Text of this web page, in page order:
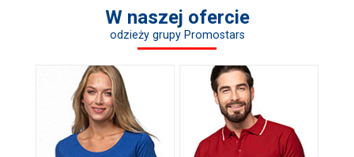
W naszej ofercie
odzieży grupy Promostars